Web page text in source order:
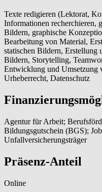
Texte redigieren (Lektorat,
Informationen recherchieren,
Bildern, graphische
Bearbeitung von Material,
statischen Bildern, Erstellung
Bildern, Storytelling,
Entwicklung und Umsetzung
Urheberrecht, Datenschutz
Agentur für Arbeit;
Bildungsgutschein (BGS);
Unfallversicherungsträger
Präsenz-Anteil
Online